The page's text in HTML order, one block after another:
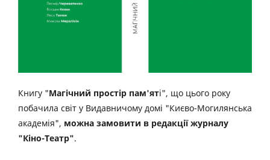
Книгу "Магічний простір пам'яті", що цього року
побачила світ у Видавничому домі "Києво-Могилянська
академія", можна замовити в редакції журналу
"Кіно-Театр".